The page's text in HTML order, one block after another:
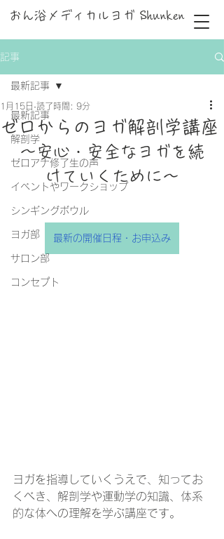
おん浴メディカルヨガ Shunken
記事
最新記事
解剖学
ゼロアナ修了生の声
イベントやワークショップ
シンギングボウル
ヨガ部
サロン部
コンセプト
最新記事
ゼロからのヨガ解剖学講座
1月15日 読了時間: 9分
～安心・安全なヨガを続
けていくために～
最新の開催日程・お申込み
ヨガを指導していくうえで、知ってお
くべき、解剖学や運動学の知識、体系
的な体への理解を学ぶ講座です。